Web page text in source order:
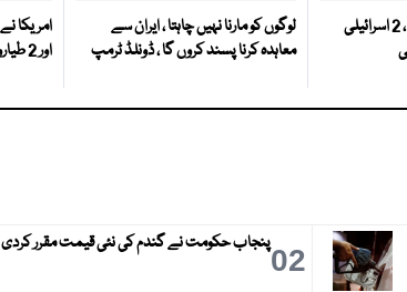
جنوبی لبنان میں دھماکا ، 2 اسرائیلی
لوگوں کو مارنا نہیں چاہتا ، ایران سے
معاہدہ کرنا پسند کروں گا ، ڈونلڈ ٹرمپ
اور 2 طیاروں پر عائد پابندیاں ختم کر دیں
02پنجاب حکومت نے گندم کی نئی قیمت مقرر کردی